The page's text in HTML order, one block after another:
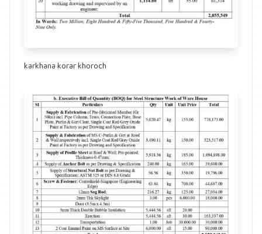
karkhana korar khoroch